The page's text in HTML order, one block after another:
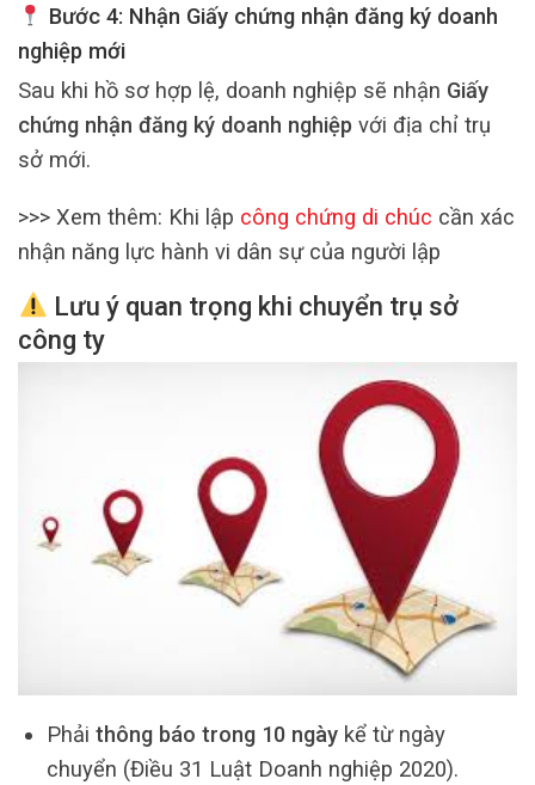
Bước 4: Nhận Giấy chứng nhận đăng ký doanh
nghiệp mới
Sau khi hồ sơ hợp lệ, doanh nghiệp sẽ nhận Giấy
chứng nhận đăng ký doanh nghiệp với địa chỉ trụ
sở mới.
>>> Xem thêm: Khi lập công chứng di chúc cần xác
nhận năng lực hành vi dân sự của người lập
Lưu ý quan trọng khi chuyển trụ sở
công ty
Phải thông báo trong 10 ngàykể từ ngày
chuyển (Điều 31 Luật Doanh nghiệp 2020).